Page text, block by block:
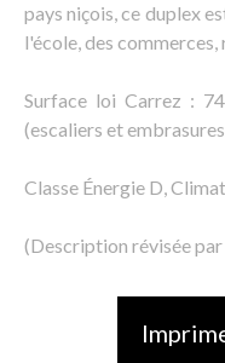
pays niçois, ce duplex
l'école, des
Surface loi Carrez :
(escaliers et
Classe Énergie D,
(Description révisée